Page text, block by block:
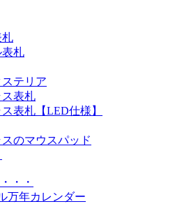
札
表札
テリア
ス表札
表札【LED仕様】
のマウスパッド
・・
万年カレンダー